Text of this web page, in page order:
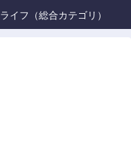
ライフ（総合カテゴリ）